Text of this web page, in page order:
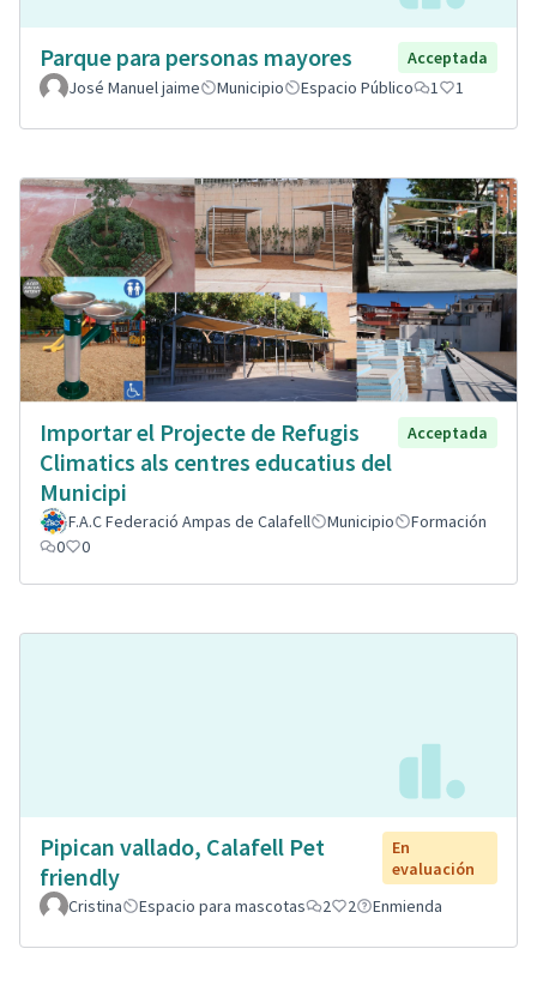
Parque para personas mayores
Acceptada
José Manuel jaime
Municipio Espacio Público 1 1
Importar el Projecte de Refugis
Climatics als centres educatius del
Municipi
Acceptada
F.A.C Federació Ampas de Calafell Municipio
Formación
0
0
Pipican vallado, Calafell Pet
friendly
En
evaluación
Cristina
Espacio para mascotas 2 2 Enmienda